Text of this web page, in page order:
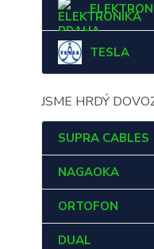
TESLA
JSME HRDÝ
SUPRA CABLES
NAGAOKA
ORTOFON
DUAL